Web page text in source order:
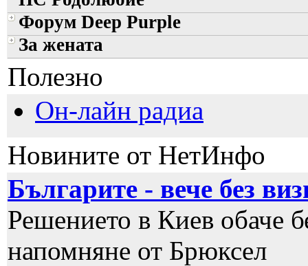
Форум Deep Purple
За жената
Полезно
Он-лайн радиа
Новините от НетИнфо
Българите - вече без
Решението в Киев обаче
напомняне от Брюксел